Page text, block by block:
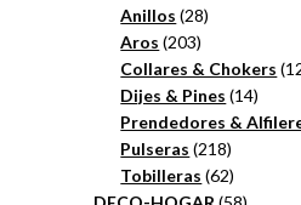
Anillos 2828
Aros 203203
productos
Collares & Chokers
Dijes & Pines 1414
Prendedores &
Pulseras 218218
productos
Tobilleras 6262
productos
58